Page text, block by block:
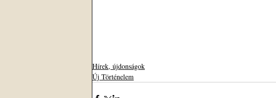
Hírek, újdonságok
Új Történelem